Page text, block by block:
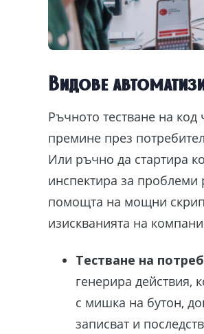
Видове
Ръчното тестване на
премине през
Или ръчно да стартира
инспектира за проблеми
помощта на мощни
изискванията на
Тестване на
генерира действия,
с мишка на бутон,
записват и